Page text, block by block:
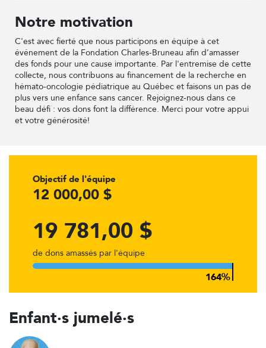
Notre motivation
C'est avec fierté que nous participons en équipe à cet
événement de la Fondation Charles-Bruneau afin d’amasser
des fonds pour une cause importante. Par l'entremise de cette
collecte, nous contribuons au financement de la recherche en
hémato-oncologie pédiatrique au Québec et faisons un pas de
plus vers une enfance sans cancer. Rejoignez-nous dans ce
beau défi : vos dons font la différence. Merci pour votre appui
et votre générosité!
Objectif de l'équipe
12 000,00 $
19 781,00 $
de dons amassés par l'équipe
Enfant·s jumelé·s